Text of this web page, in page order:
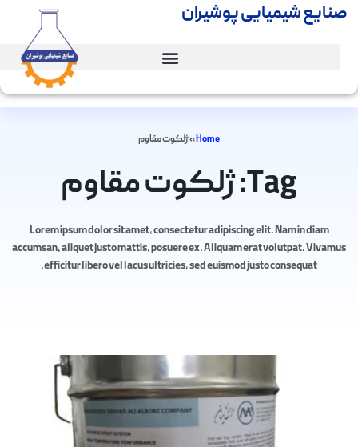
صنایع شیمیایی پوشیران
Home
»ژلکوت مقاوم
Tag: ژلکوت مقاوم
Lorem ipsum dolor sit amet, consectetur adipiscing elit. Nam in diam
accumsan, aliquet justo mattis, posuere ex. Aliquam erat volutpat. Vivamus
efficitur libero vel lacus ultricies, sed euismod justo consequat.